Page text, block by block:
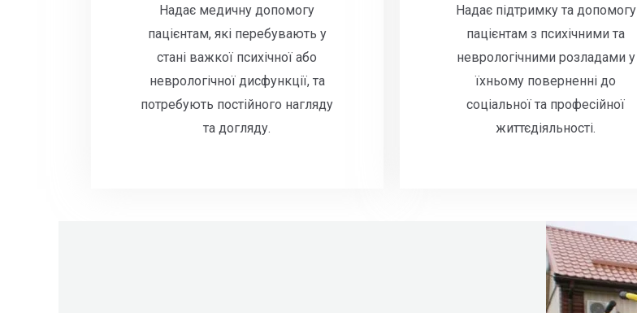
Надає медичну допомогу
пацієнтам, які перебувають у
стані важкої психічної або
неврологічної дисфункції, та
потребують постійного нагляду
та догляду.
Надає підтримку та допомогу
пацієнтам з психічними та
неврологічними розладами у
їхньому поверненні до
соціальної та професійної
життєдіяльності.